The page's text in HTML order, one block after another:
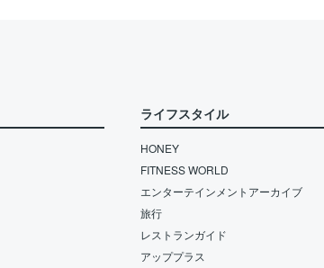
ライフスタイル
HONEY
FITNESS WORLD
エンターテインメントアーカイブ
旅行
レストランガイド
アッププラス